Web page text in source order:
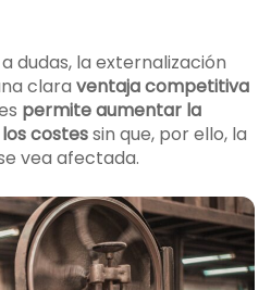
dudas, la externalización
clara ventaja competitiva
permite aumentar la
costessin que, por ello, la
vea afectada.